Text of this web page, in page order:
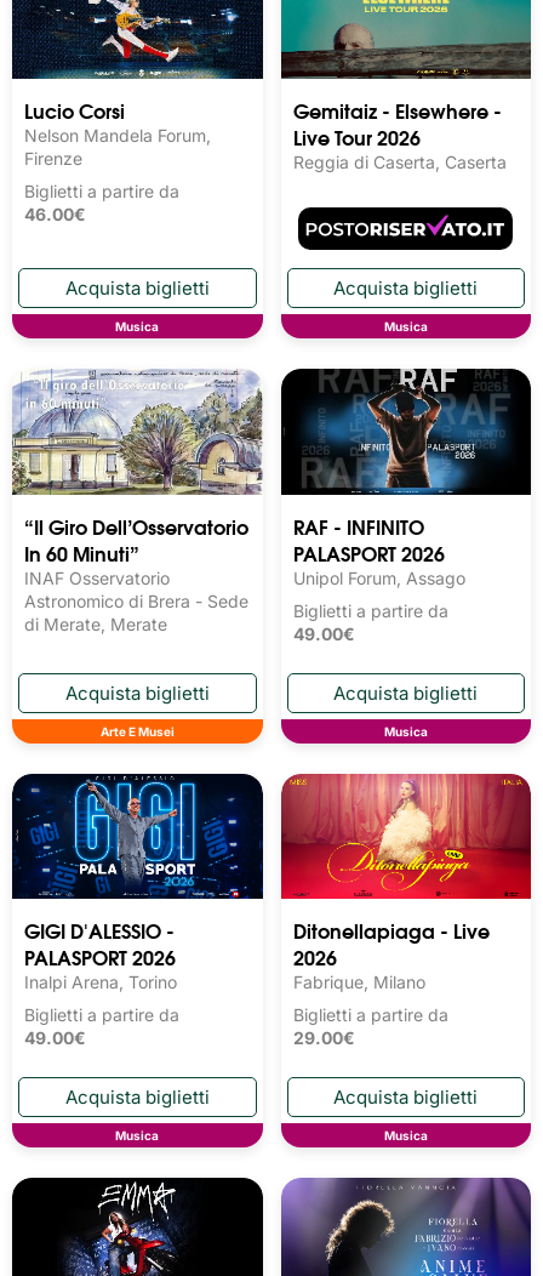
Lucio Corsi
Nelson Mandela Forum,
Firenze
Biglietti a partire da
46.00€
Musica
Gemitaiz - Elsewhere -
Live Tour 2026
Reggia di Caserta, Caserta
Musica
“Il Giro Dell’Osservatorio
In 60 Minuti”
INAF Osservatorio
Astronomico di Brera - Sede
di Merate, Merate
Arte E Musei
RAF - INFINITO
PALASPORT 2026
Unipol Forum, Assago
Biglietti a partire da
49.00€
Musica
GIGI D'ALESSIO -
PALASPORT 2026
Inalpi Arena, Torino
Biglietti a partire da
49.00€
Musica
Ditonellapiaga - Live
2026
Fabrique, Milano
Biglietti a partire da
29.00€
Musica